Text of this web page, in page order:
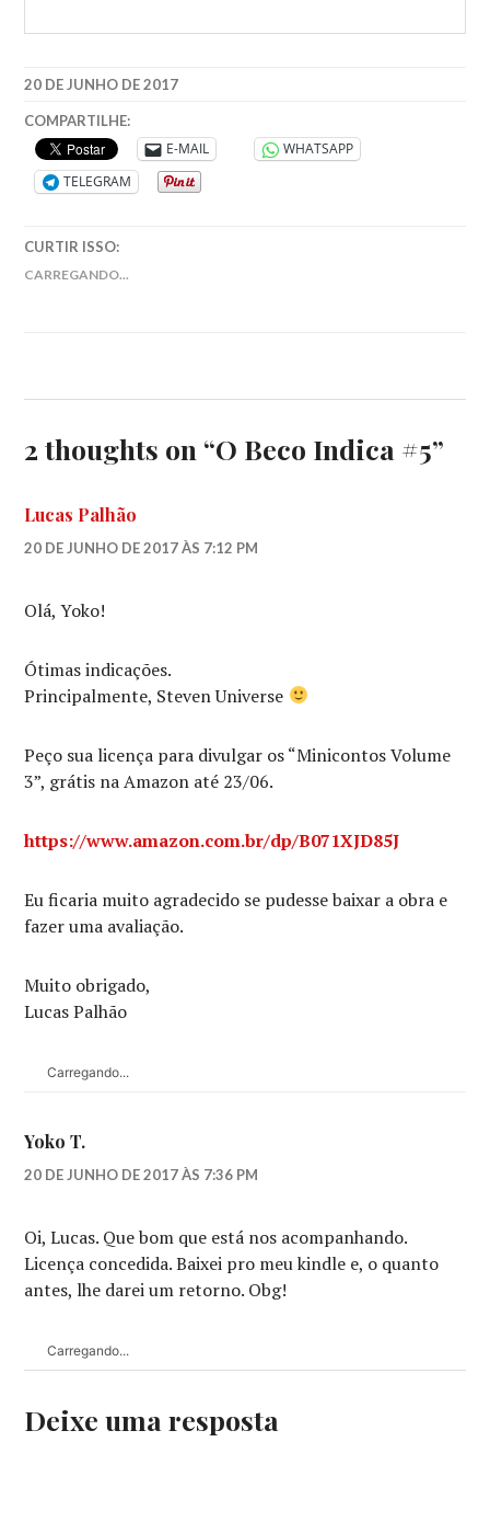
20 DE JUNHO DE 2017
COMPARTILHE:
E-MAIL
WHATSAPP
TELEGRAM
CURTIR ISSO:
CARREGANDO...
2 thoughts on “O Beco Indica #5”
Lucas Palhão
20 DE JUNHO DE 2017 ÀS 7:12 PM
Olá, Yoko!
Ótimas indicações.
Principalmente, Steven Universe
Peço sua licença para divulgar os “Minicontos Volume
3”, grátis na Amazon até 23/06.
https://www.amazon.com.br/dp/B071XJD85J
Eu ficaria muito agradecido se pudesse baixar a obra e
fazer uma avaliação.
Muito obrigado,
Lucas Palhão
Carregando...
Yoko T.
20 DE JUNHO DE 2017 ÀS 7:36 PM
Oi, Lucas. Que bom que está nos acompanhando.
Licença concedida. Baixei pro meu kindle e, o quanto
antes, lhe darei um retorno. Obg!
Carregando...
Deixe uma resposta